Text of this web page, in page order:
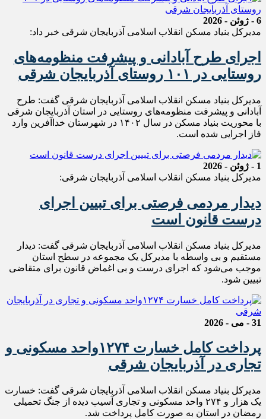
6 - ژوئن - 2026
مدیرکل بنیاد مسکن انقلاب اسلامی آذربایجان شرقی خبر‌ داد:
اجرای طرح آبادانی و پیشرفت منظومه‌های
روستایی در ۱۰۱ روستای آذربایجان شرقی
مدیرکل بنیاد مسکن انقلاب اسلامی آذربایجان شرقی گفت: طرح
آبادانی و پیشرفت منظومه‌های روستایی در استان آذربایجان شرقی
با محوریت بنیاد مسکن در سال ۱۴۰۲ در شهرستان خداآفرین وارد
فاز اجرایی شده است.
1 - ژوئن - 2026
مدیرکل بنیاد مسکن انقلاب اسلامی آذربایجان شرقی:
دیدار مردمی فرصتی برای تبیین اجرای
درست قانون است
مدیرکل بنیاد مسکن انقلاب اسلامی آذربایجان شرقی گفت: دیدار
مستقیم و بی واسطه با مدیرکل‌ یک مجموعه در سطح استان
موجب می‌شود که اجرای درست و بی اغماض قانون برای متقاضی
تبیین شود.
31 - می - 2026
پرداخت کامل خسارت ۱۲۷۴‌واحد مسکونی و
تجاری در آذربایجان شرقی
مدیرکل بنیاد مسکن انقلاب اسلامی آذربایجان شرقی گفت: خسارت
یک هزار و ۲۷۴ واحد مسکونی و تجاری آسیب دیده از جنگ تحمیلی
رمضان در استان به صورت کامل پرداخت شد.